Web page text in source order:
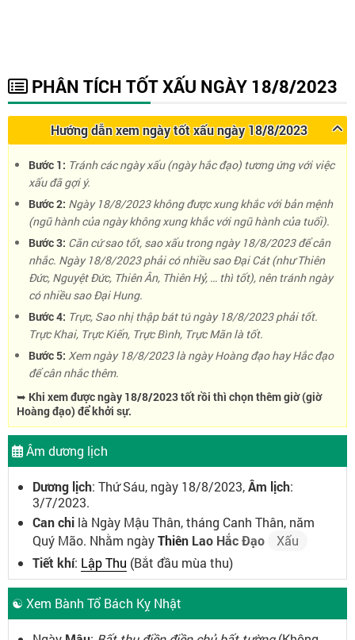
PHÂN TÍCH TỐT XẤU NGÀY 18/8/2023
Hướng dẫn xem ngày tốt xấu ngày 18/8/2023
Bước 1: Tránh các ngày xấu (ngày hắc đạo) tương ứng với việc
xấu đã gợi ý.
Bước 2: Ngày 18/8/2023 không được xung khắc với bản mệnh
(ngũ hành của ngày không xung khắc với ngũ hành của tuổi).
Bước 3: Căn cứ sao tốt, sao xấu trong ngày 18/8/2023 để cân
nhắc. Ngày 18/8/2023 phải có nhiều sao Đại Cát (như Thiên
Đức, Nguyệt Đức, Thiên Ân, Thiên Hỷ, … thì tốt), nên tránh ngày
có nhiều sao Đại Hung.
Bước 4: Trực, Sao nhị thập bát tú ngày 18/8/2023 phải tốt.
Trực Khai, Trực Kiến, Trực Bình, Trực Mãn là tốt.
Bước 5: Xem ngày 18/8/2023 là ngày Hoàng đạo hay Hắc đạo
để cân nhắc thêm.
➥ Khi xem được ngày 18/8/2023 tốt rồi thì chọn thêm giờ (giờ
Hoàng đạo) để khởi sự.
Âm dương lịch
Dương lịch: Thứ Sáu, ngày 18/8/2023,Âm lịch:
3/7/2023.
Can chi là Ngày Mậu Thân, tháng Canh Thân, năm
Quý Mão. Nhằm ngàyThiên Lao Hắc Đạo
Xấu
Tiết khí: Lập Thu (Bắt đầu mùa thu)
☯ Xem Bành Tổ Bách Kỵ Nhật